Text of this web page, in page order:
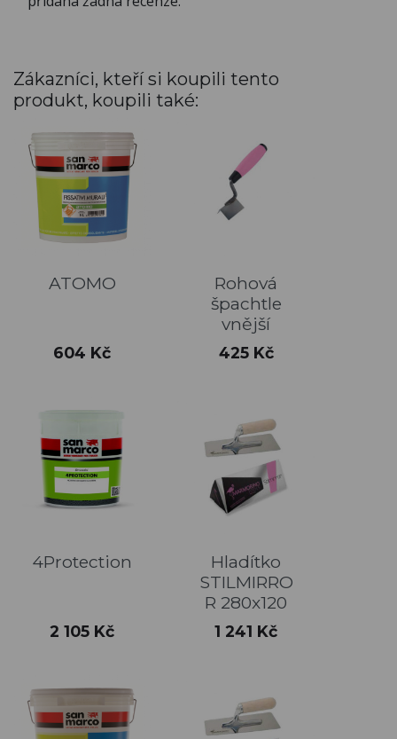
Zákazníci, kteří si koupili tento
produkt, koupili také:
ATOMO
Cena
604 Kč
Rohová
špachtle
vnější
Cena
425 Kč
4Protection
Cena
2 105 Kč
Hladítko
STILMIRRO
R 280x120
Cena
1 241 Kč